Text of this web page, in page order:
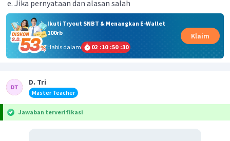
Jika pernyataan dan alasan salah
Ikuti Tryout SNBT & Menangkan E-Wallet
100rb
Habis dalam
02 :10 :50 :30
Klaim
D. Tri
Master Teacher
Jawaban terverifikasi